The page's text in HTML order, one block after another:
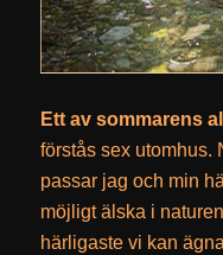
Ett av sommarens
förstås sex utomhus.
passar jag och min
möjligt älska i
härligaste vi kan